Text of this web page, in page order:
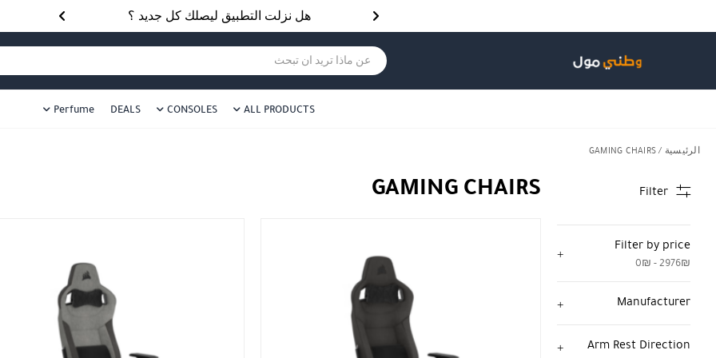
هل نزلت التطبيق ليصلك كل جديد ؟
عن ماذا تريد ان تبحث
ALL PRODUCTS
CONSOLES
DEALS
Perfume
الرئيسية / GAMING CHAIRS
Filter
Filter by price
0₪ - 2976₪
Manufacturer
Arm Rest Direction
GAMING CHAIRS